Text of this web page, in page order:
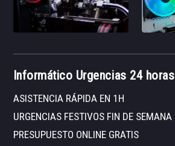
Informático Urgencias 24 horas
ASISTENCIA RÁPIDA EN 1H
URGENCIAS FESTIVOS FIN DE SEMANA
PRESUPUESTO ONLINE GRATIS